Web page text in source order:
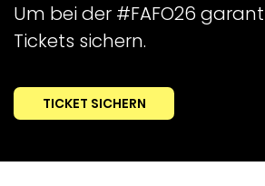
Um bei der #FAFO26
Tickets sichern.
TICKET SICHERN